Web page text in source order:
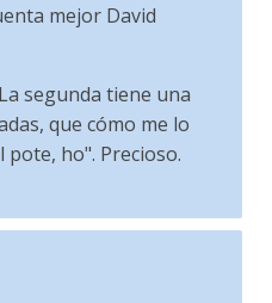
mejor David
segunda tiene una
que cómo me lo
ho". Precioso.